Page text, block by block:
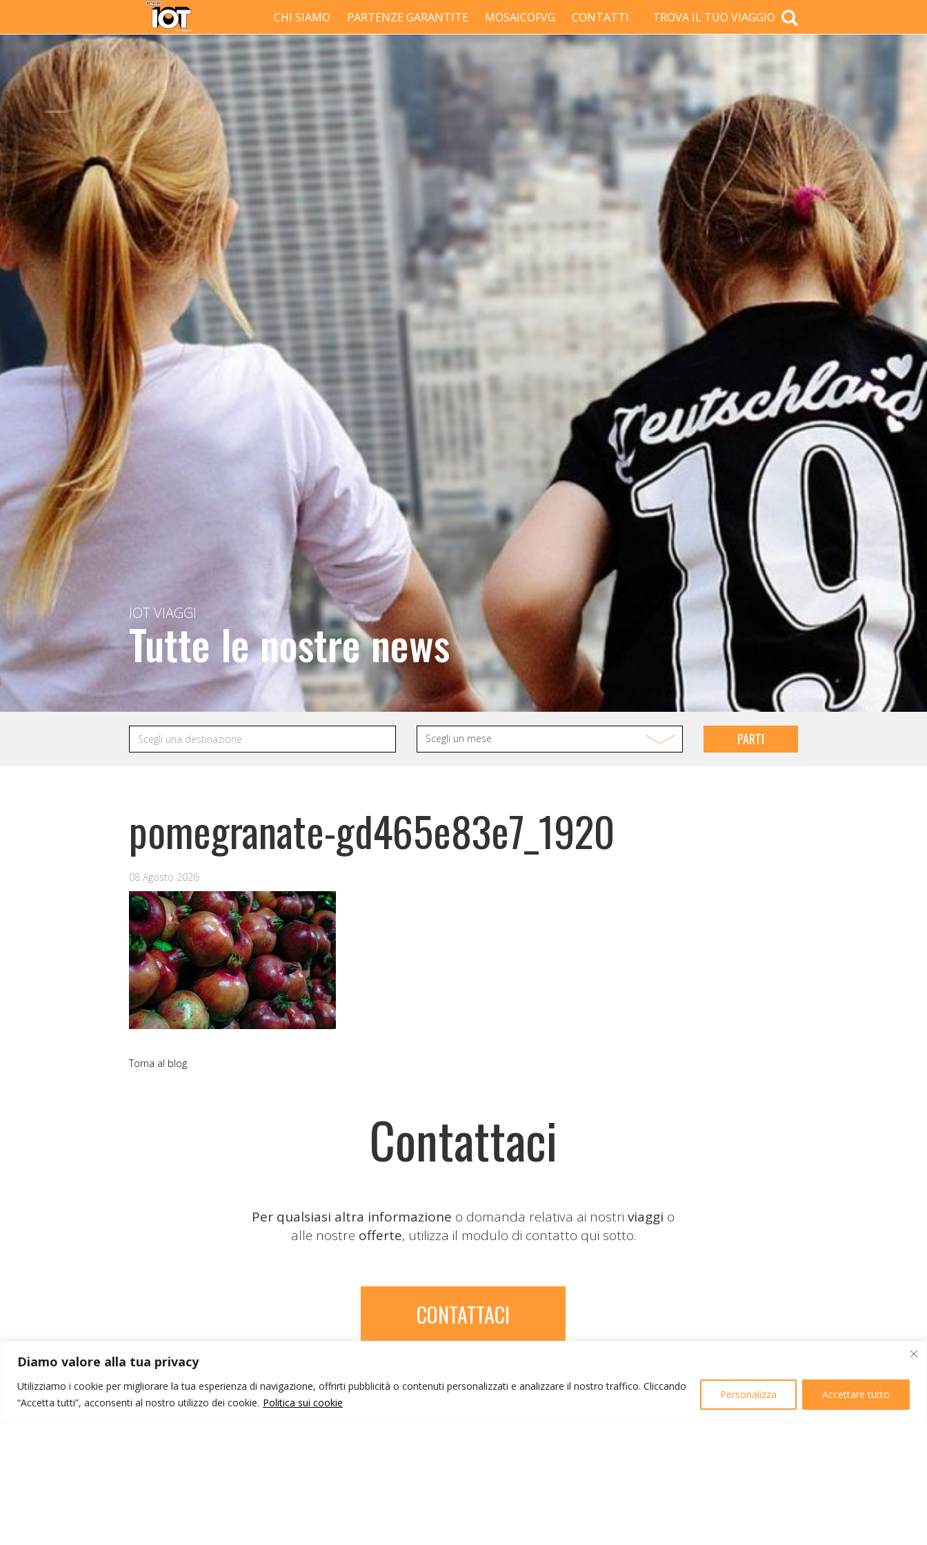
Diamo valore alla tua privacy
Utilizziamo i cookie per migliorare la tua esperienza di navigazione, offrirti pubblicità o contenuti personalizzati e analizzare il nostro traffico. Cliccando
“Accetta tutti”, acconsenti al nostro utilizzo dei cookie. Politica sui cookie
Personalizza Accettare tutto
TROVA IL TUO VIAGGIO
CHI SIAMO PARTENZE GARANTITE MOSAICOFVG CONTATTI
IOT VIAGGI
Tutte le nostre news
PARTI
pomegranate-gd465e83e7_1920
08 Agosto 2026
Torna al blog
Contattaci
Per qualsiasi altra informazione o domanda relativa ai nostriviaggi o
alle nostre offerte, utilizza il modulo di contatto qui sotto.
CONTATTACI